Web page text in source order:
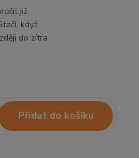
již
když
do zítra
Přidat do košíku